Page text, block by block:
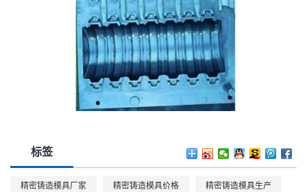
标签
精密铸造模具厂家 精密铸造模具价格 精密铸造模具生产